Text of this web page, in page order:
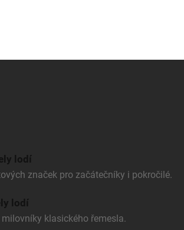
lodí
značek pro začátečníky i pokročilé.
lodí
milovníky klasického řemesla.